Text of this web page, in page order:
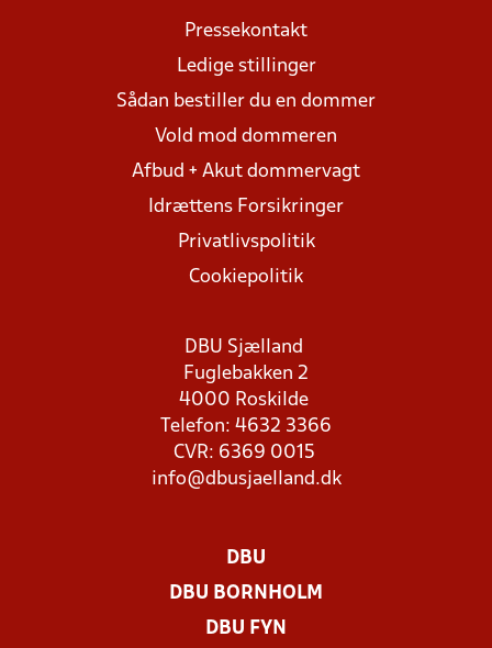
Pressekontakt
Ledige stillinger
Sådan bestiller du en dommer
Vold mod dommeren
Afbud + Akut dommervagt
Idrættens Forsikringer
Privatlivspolitik
Cookiepolitik
DBU Sjælland
Fuglebakken 2
4000 Roskilde
Telefon: 4632 3366
CVR: 6369 0015
info@dbusjaelland.dk
DBU
DBU BORNHOLM
DBU FYN